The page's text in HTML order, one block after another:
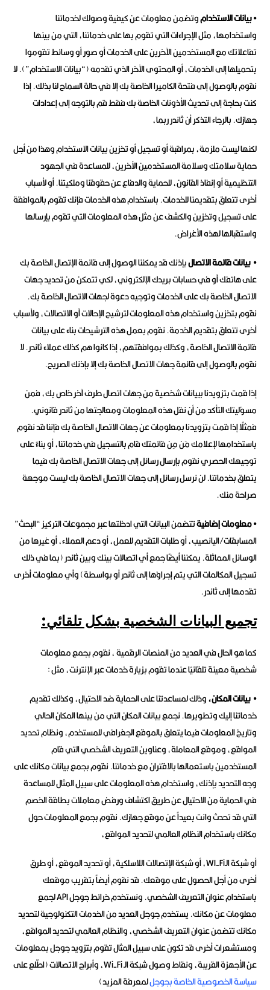
• بيانات الاستخداموتضمن معلومات عن كيفية وصولك لخدماتنا
واستخدامها، مثل الإجراءات التي تقوم بها على خدماتنا، التي من بينها
تفاعلاتك مع المستخدمين الآخرين على الخدمات أو صور أو وسائط تقوموا
بتحميلها إلى الخدمات، أو المحتوى الآخر الذي تقدمه (“بيانات الاستخدام”). لا
نقوم بالوصول إلى فتحة الكاميرا الخاصة بك إلا في حالة السماح لنا بذلك. إذا
كنت بحاجة إلى تحديث الأذونات الخاصة بك فقط قم بالتوجه إلى إعدادات
جهازك. بالرجاء التذكر أن ثاندر ربما،
لكنها ليست ملزمة، بمراقبة أو تسجيل أو تخزين بيانات الاستخدام وهذا من أجل
حماية سلامتك وسلامة المستخدمين الآخرين، للمساعدة في الجهود
التنظيمية أو إنفاذ القانون، للحماية والدفاع عن حقوقنا وملكيتنا. أو لأسباب
أخرى تتعلق بتقديمنا للخدمات. باستخدام هذه الخدمات فإنك تقوم بالموافقة
على تسجيل وتخزين والكشف عن مثل هذه المعلومات التي تقوم بإرسالها
واستقبالها لهذه الأغراض.
• بيانات قائمة الاتصالبإذنك قد يمكننا الوصول إلى قائمة الإتصال الخاصة بك
على هاتفك أو في حسابات بريدك الإلكتروني، لكي تتمكن من تحديد جهات
الاتصال الخاصة بك على الخدمات وتوجيه دعوة لجهات الاتصال الخاصة بك.
نقوم بتخزين واستخدام هذه المعلومات لترشيح الإحالات أو الاتصالات، ولأسباب
أخرى تتعلق بتقديم الخدمة. نقوم بعمل هذه الترشيحات بناء على بيانات
قائمة الاتصال الخاصة، وكذلك بموافقتهم، إذا كانوا هم كذلك عملاء ثاندر. لا
نقوم بالوصول إلى قائمة جهات الاتصال الخاصة بك إلا بإذنك الصريح.
إذا قمت بتزويدنا ببيانات شخصية من جهات اتصال طرف آخر خاص بك، فمن
مسؤليتك التأكد من أن نقل هذه المعلومات ومعالجتها من ثاندر قانوني.
فمثلًا إذا قمت بتزويدنا بمعلومات عن جهات الاتصال الخاصة بك فإننا قد نقوم
باستخدامها لإعلامك مَن مِن قائمتك قام بالتسجيل في خدماتنا، أو بناءً على
توجيهك الحصري نقوم بإرسال رسائل إلى جهات الاتصال الخاصة بك فيما
يتعلق بخدماتنا. لن نرسل رسائل إلى جهات الاتصال الخاصة بك ليست موجهة
صراحة منك.
• معلومات إضافيةتتضمن البيانات التي ادخلتها عبر مجموعات التركيز “البحث”
المسابقات/اليانصيب، أو طلبات التقديم للعمل، أو دعم العملاء، أو غيرها من
الوسائل المماثلة. يمكننا أيضًا جمع أي اتصالات بينك وبين ثاندر (بما في ذلك
تسجيل المكالمات التي يتم إجراؤها إلى ثاندر أو بواسطة) وأي معلومات أخرى
تقدمها إلى ثاندر.
تجميع البيانات الشخصية بشكل تلقائي:
كما هو الحال في العديد من المنصات الرقمية ، نقوم بجمع معلومات
شخصية معينة تلقائيًا عندما تقوم بزيارة خدمات عبر الإنترنت، مثل :
• بيانات المكان،وذلك لمساعدتنا على الحماية ضد الاحتيال، وكذلك تقديم
خدماتنا إليك وتطويرها. نجمع بيانات المكان التي من بينها المكان الحالي
وتاريخ المعلومات فيما يتعلق بالموقع الجغرافي للمستخدم، ونظام تحديد
المواقع، وموقع المعاملة، وعناوين التعريف الشخصي التي قام
المستخدمين باستعمالها بالاقتران مع خدماتنا. نقوم بجمع بيانات مكانك على
وجه التحديد بإذنك، واستخدام هذه المعلومات على سبيل المثال للمساعدة
في الحماية من الاحتيال عن طريق اكتشاف ورفض معاملات بطاقة الخصم
التي قد تحدث وانت بعيداً عن موقع جهازك. نقوم بجمع المعلومات حول
مكانك باستخدام النظام العالمي لتحديد المواقع،
أو شبكة الـWI-Fi، أو شبكة الإتصالات اللاسلكية، أو تحديد الموقع، أو طرق
أخرى من أجل الحصول على موقعك. قد نقوم أيضاً بتقريب موقعك
باستخدام عنوان التعريف الشخصي. ونستخدم خرائط جوجل API لجمع
معلومات عن مكانك. يستخدم جوجل العديد من الخدمات التكنولوجية لتحديد
مكانك تتضمن عنوان التعريف الشخصي، والنظام العالمي لتحديد المواقع،
ومستشعرات أخرى قد تكون على سبيل المثال تقوم بتزويد جوجل بمعلومات
عن الأجهزة القريبة، ونقاط وصول شبكة الـ Wi-Fi، وأبراج الاتصالات (اطّلع على
سياسة الخصوصية الخاصة بجوجللمعرفة المزيد)